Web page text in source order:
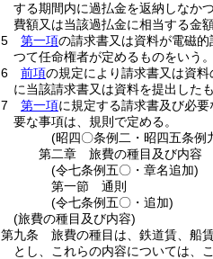
する期間内に過払金を返納しなか
費額又は当該過払金に相当する金
5
第一項の請求書又は資料が電磁
つて任命権者が定めるものをいう
6
前項の規定により請求書又は資
に当該請求書又は資料を提出した
7
第一項に規定する請求書及び必要
要な事項は、規則で定める。
(昭四〇条例二・昭四五条例
第二章
旅費の種目及び内容
(令七条例五〇・章名追加)
第一節
通則
(令七条例五〇・追加)
(旅費の種目及び内容)
第九条
旅費の種目は、鉄道賃、船
とし、これらの内容については、